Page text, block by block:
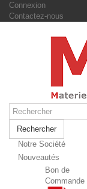
Connexion
Contactez-nous
Rechercher
Notre Société
Nouveautés
Bon de
Commande